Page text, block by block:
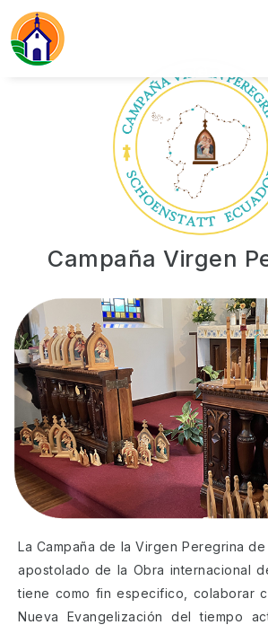
Campaña Virgen
La Campaña de la Virgen Peregrina
apostolado de la Obra internacional
tiene como fin especifico, colaborar
Nueva Evangelización del tiempo